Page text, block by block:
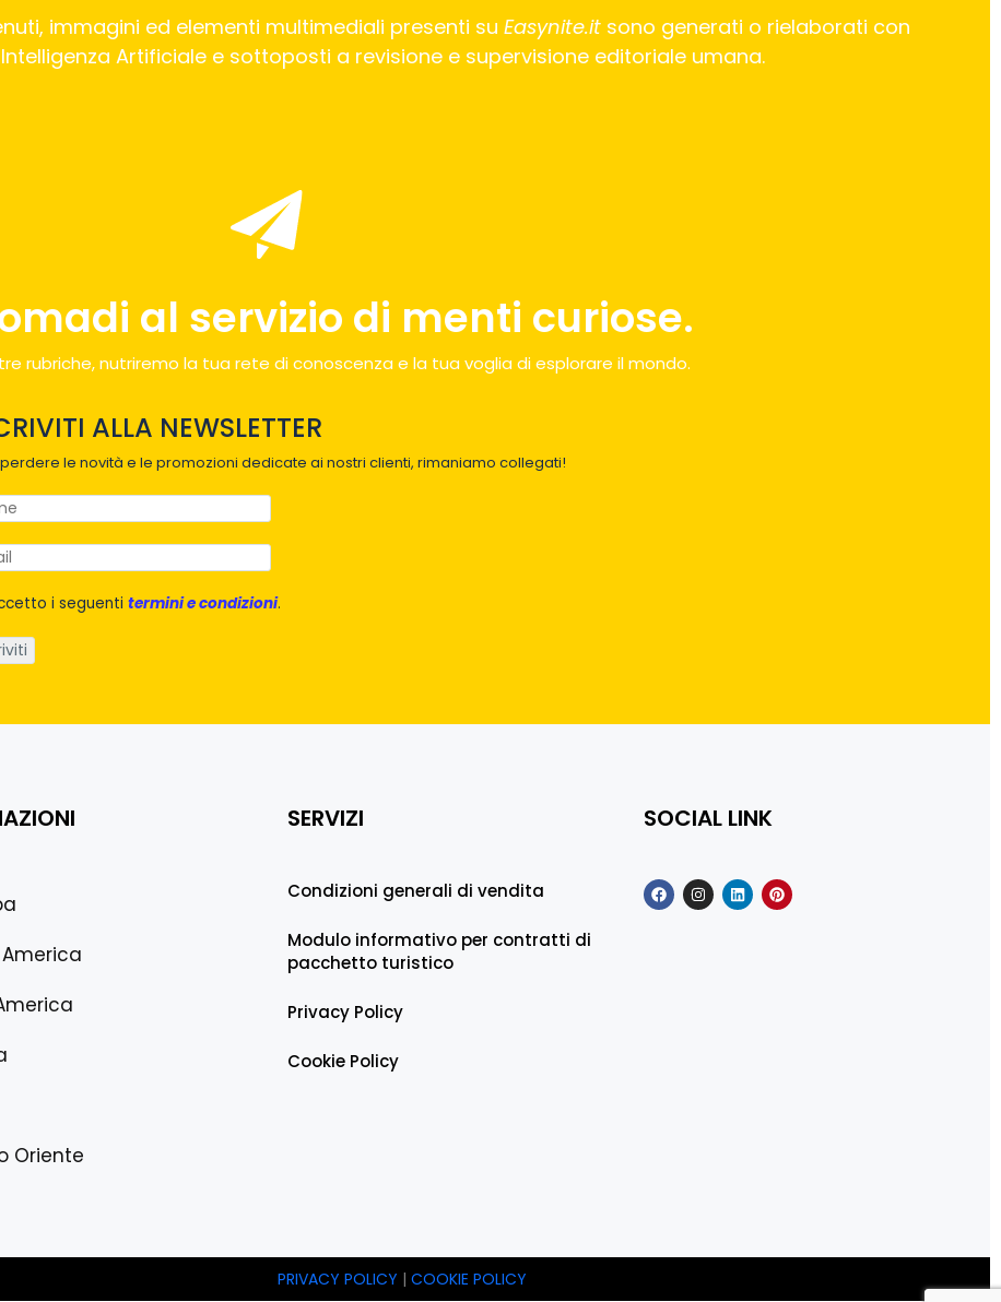
immagini ed elementi multimediali presenti su Easynite.itsono generati o rielaborati con
Artificiale e sottoposti a revisione e supervisione editoriale umana.
al servizio di menti curiose.
rubriche, nutriremo la tua rete di conoscenza e la tua voglia di esplorare il mondo.
ALLA NEWSLETTER
le novità e le promozioni dedicate ai nostri clienti, rimaniamo collegati!
i seguenti termini e condizioni.
Oriente
SERVIZI
Condizioni generali di vendita
Modulo informativo per contratti di
pacchetto turistico
Privacy Policy
Cookie Policy
SOCIAL LINK
PRIVACY POLICY | COOKIE POLICY